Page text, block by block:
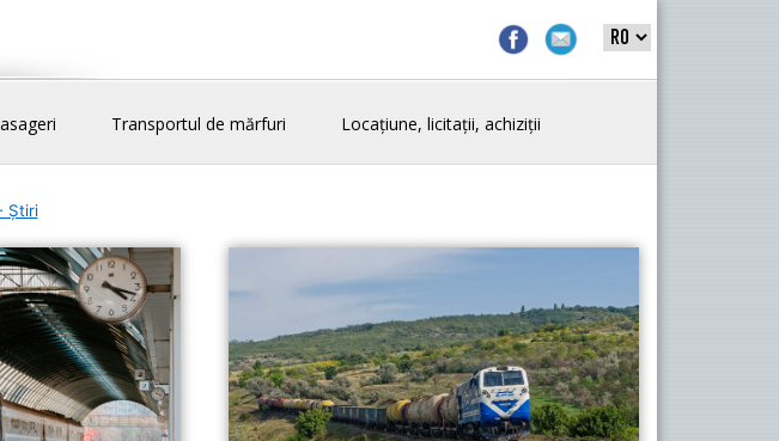
Transportul de mărfuri Locațiune, licitații, achiziții
Știri